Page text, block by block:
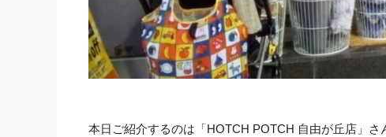
本日ご紹介するのは「HOTCH POTCH 自由が丘店」さ